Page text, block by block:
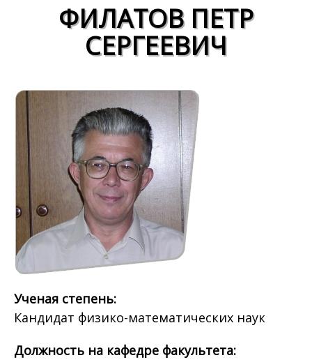
ФИЛАТОВ ПЕТР
СЕРГЕЕВИЧ
Ученая степень:
Кандидат физико-математических наук
Должность на кафедре факультета: